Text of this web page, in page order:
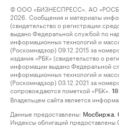
© ООО «БИЗНЕСПРЕСС», АО
2026. Сообщения и материалы
(свидетельство о регистрации
выдано Федеральной службой по
информационных технологий и
(Роскомнадзор) 09.12.2015 за
издания «РБК» (свидетельство о
информации выдано Федеральной
информационных технологий и
(Роскомнадзор) 03.12.2021 за
сопровождаются пометкой «РБК».
Владельцем сайта является
Данные предоставлены: Мосбиржа
Индексы облигаций предоставлены